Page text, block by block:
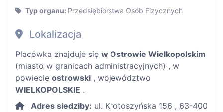
Typ organu: Przedsiębiorstwa Osób Fizycznych
Lokalizacja
Placówka znajduje się w Ostrowie Wielkopolskim
(miasto w granicach administracyjnych) , w
powiecie ostrowski , województwo
WIELKOPOLSKIE .
Adres siedziby: ul. Krotoszyńska 156 , 63-400